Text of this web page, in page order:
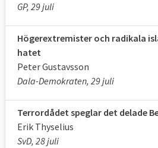
GP, 29 juli
Högerextremister och radikala
hatet
Peter Gustavsson
Dala-Demokraten, 29 juli
Terrordådet speglar det delade
Erik Thyselius
SvD, 28 juli